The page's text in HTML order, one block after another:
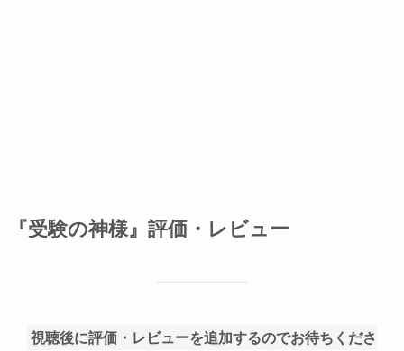
『受験の神様』評価・レビュー
視聴後に評価・レビューを追加するのでお待ちくださ